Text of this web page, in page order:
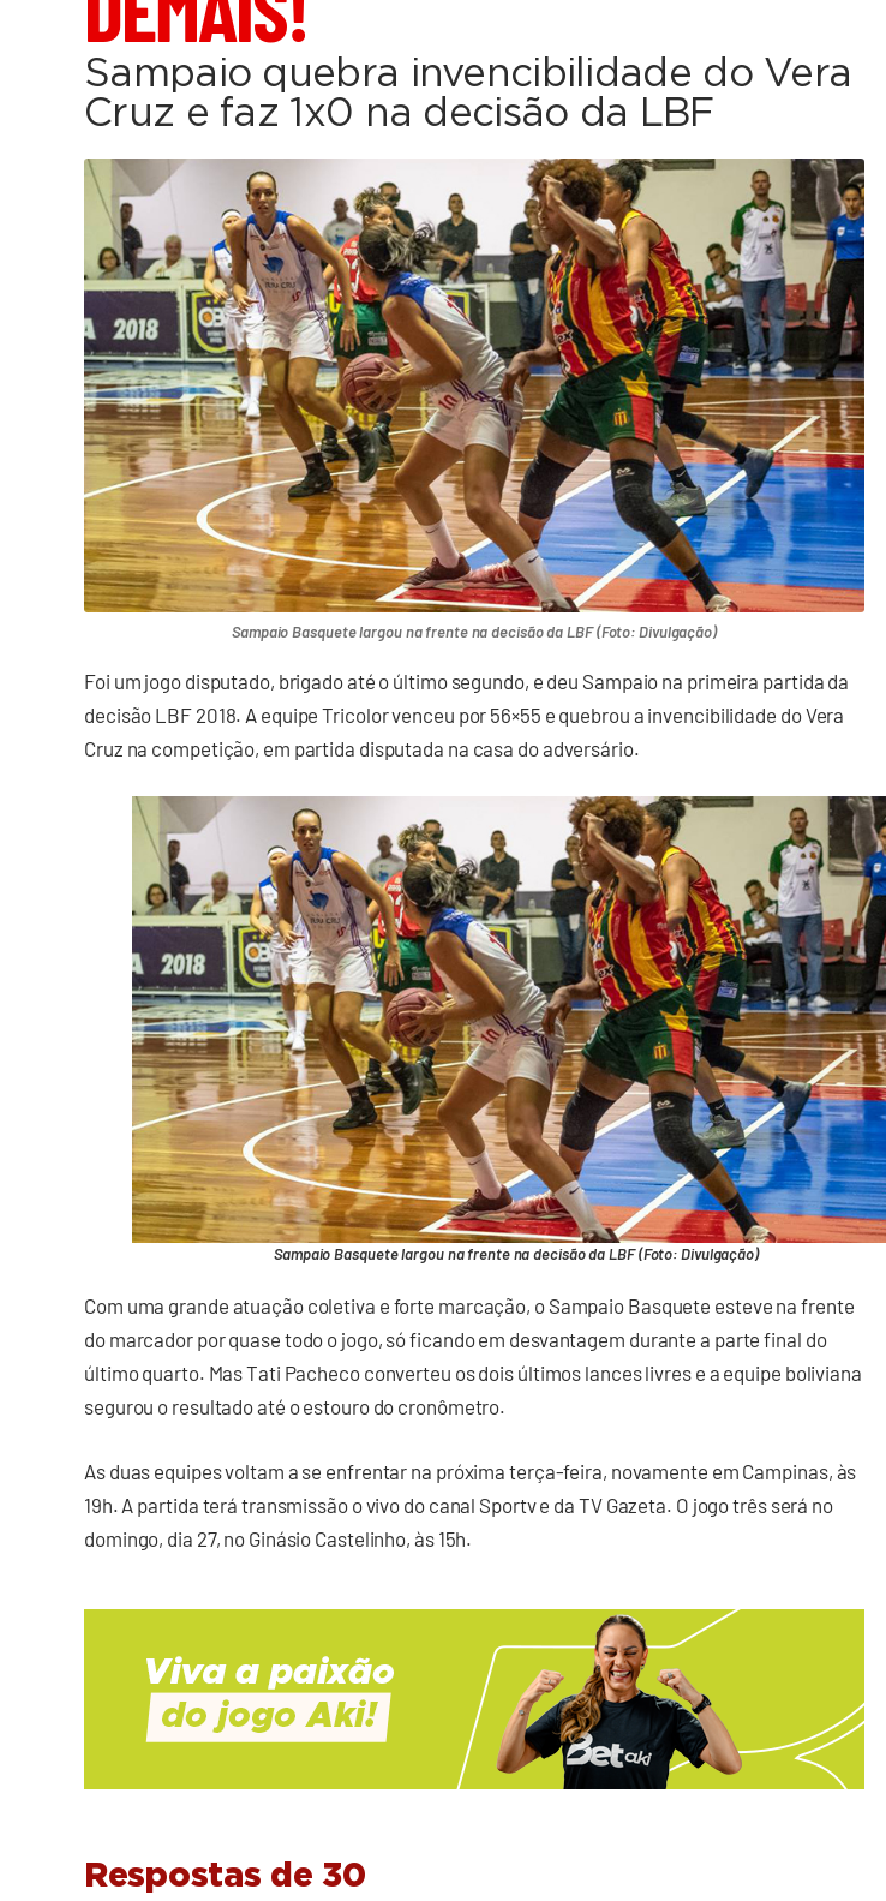
Sampaio quebra invencibilidade do Vera
Cruz e faz 1x0 na decisão da LBF
Sampaio Basquete largou na frente na decisão da LBF (Foto: Divulgação)
Foi um jogo disputado, brigado até o último segundo, e deu Sampaio na primeira partida da
decisão LBF 2018. A equipe Tricolor venceu por 56×55 e quebrou a invencibilidade do Vera
Cruz na competição, em partida disputada na casa do adversário.
Sampaio Basquete largou na frente na decisão da LBF (Foto: Divulgação)
Com uma grande atuação coletiva e forte marcação, o Sampaio Basquete esteve na frente
do marcador por quase todo o jogo, só ficando em desvantagem durante a parte final do
último quarto. Mas Tati Pacheco converteu os dois últimos lances livres e a equipe boliviana
segurou o resultado até o estouro do cronômetro.
As duas equipes voltam a se enfrentar na próxima terça-feira, novamente em Campinas, às
19h. A partida terá transmissão o vivo do canal Sportv e da TV Gazeta. O jogo três será no
domingo, dia 27, no Ginásio Castelinho, às 15h.
Respostas de 30